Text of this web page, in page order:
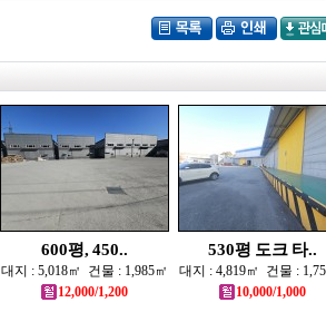
600평, 450..
대지 : 5,018㎡ 건물 : 1,985㎡
12,000/1,200
530평 도크 타..
대지 : 4,819㎡ 건물 :
10,000/1,000